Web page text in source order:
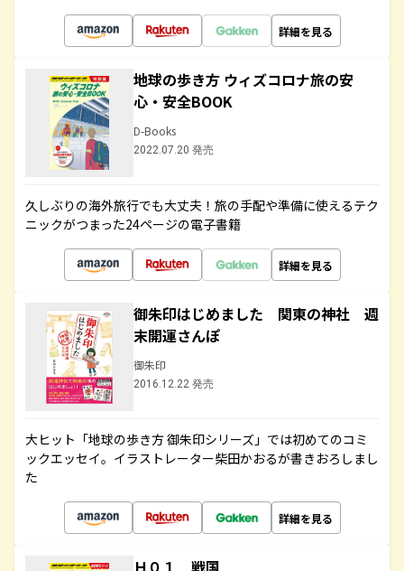
詳細を見る
地球の歩き方 ウィズコロナ旅の安
心・安全BOOK
D-Books
2022.07.20 発売
久しぶりの海外旅行でも大丈夫！旅の手配や準備に使えるテク
ニックがつまった24ページの電子書籍
詳細を見る
御朱印はじめました 関東の神社 週
末開運さんぽ
御朱印
2016.12.22 発売
大ヒット「地球の歩き方 御朱印シリーズ」では初めてのコミ
ックエッセイ。イラストレーター柴田かおるが書きおろしまし
た
詳細を見る
Ｈ０１ 戦国